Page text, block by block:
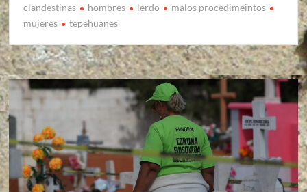
clandestinas
hombres lerdo
malos procedimeintos
mujeres
tepehuanes